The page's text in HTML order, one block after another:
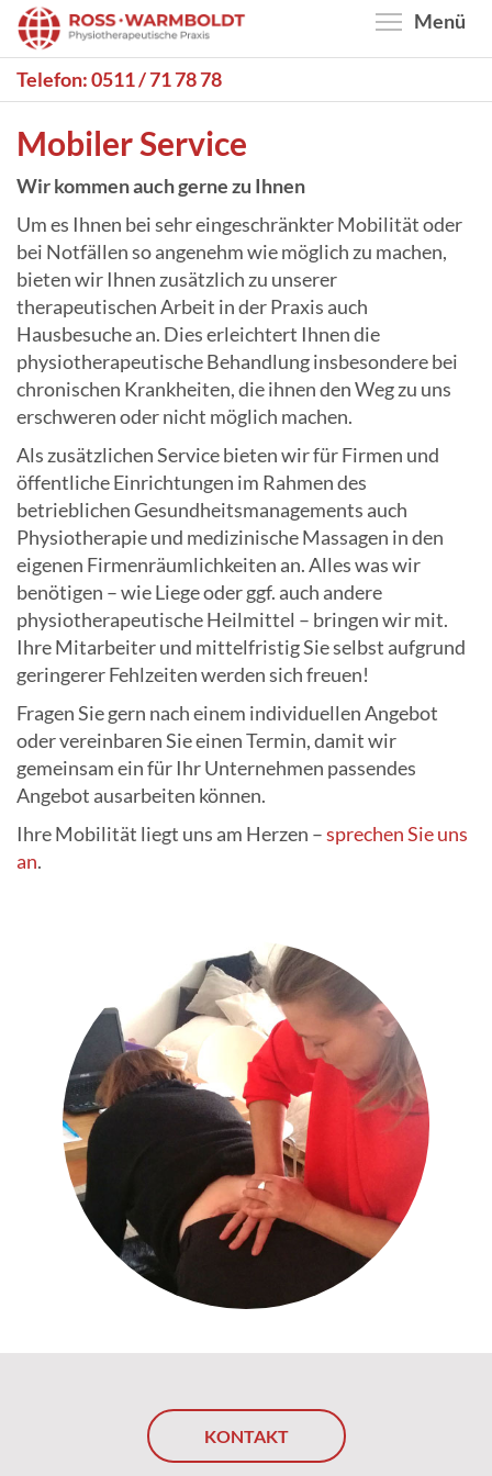
Direkt
zum
Inhalt
Menü
Telefon:0511 / 71 78 78
Mobiler Service
Wir kommen auch gerne zu Ihnen
Um es Ihnen bei sehr eingeschränkter Mobilität oder
bei Notfällen so angenehm wie möglich zu machen,
bieten wir Ihnen zusätzlich zu unserer
therapeutischen Arbeit in der Praxis auch
Hausbesuche an. Dies erleichtert Ihnen die
physiotherapeutische Behandlung insbesondere bei
chronischen Krankheiten, die ihnen den Weg zu uns
erschweren oder nicht möglich machen.
Als zusätzlichen Service bieten wir für Firmen und
öffentliche Einrichtungen im Rahmen des
betrieblichen Gesundheitsmanagements auch
Physiotherapie und medizinische Massagen in den
eigenen Firmenräumlichkeiten an. Alles was wir
benötigen – wie Liege oder ggf. auch andere
physiotherapeutische Heilmittel – bringen wir mit.
Ihre Mitarbeiter und mittelfristig Sie selbst aufgrund
geringerer Fehlzeiten werden sich freuen!
Fragen Sie gern nach einem individuellen Angebot
oder vereinbaren Sie einen Termin, damit wir
gemeinsam ein für Ihr Unternehmen passendes
Angebot ausarbeiten können.
Ihre Mobilität liegt uns am Herzen –sprechen Sie uns
an.
KONTAKT